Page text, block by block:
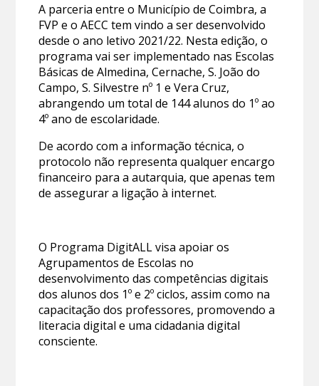
A parceria entre o Município de Coimbra, a
FVP e o AECC tem vindo a ser desenvolvido
desde o ano letivo 2021/22. Nesta edição, o
programa vai ser implementado nas Escolas
Básicas de Almedina, Cernache, S. João do
Campo, S. Silvestre nº 1 e Vera Cruz,
abrangendo um total de 144 alunos do 1º ao
4º ano de escolaridade.
De acordo com a informação técnica, o
protocolo não representa qualquer encargo
financeiro para a autarquia, que apenas tem
de assegurar a ligação à internet.
O Programa DigitALL visa apoiar os
Agrupamentos de Escolas no
desenvolvimento das competências digitais
dos alunos dos 1º e 2º ciclos, assim como na
capacitação dos professores, promovendo a
literacia digital e uma cidadania digital
consciente.